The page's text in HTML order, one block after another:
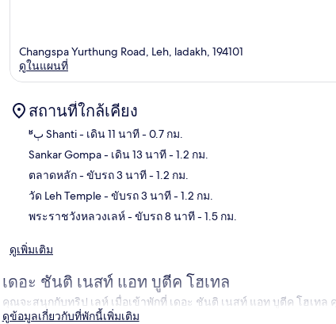
Changspa Yurthung Road, Leh, ladakh, 194101
ดูในแผนที่
สถานที่ใกล้เคียง
ʶٻ Shanti- เดิน 11 นาที- 0.7 กม.
Sankar Gompa- เดิน 13 นาที- 1.2 กม.
ตลาดหลัก- ขับรถ 3 นาที- 1.2 กม.
วัด Leh Temple- ขับรถ 3 นาที- 1.2 กม.
พระราชวังหลวงเลห์- ขับรถ 8 นาที- 1.5 กม.
ดูเพิ่มเติม
เดอะ ชันติ เนสท์ แอท บูตีค โฮเทล
คุณจะสนุกกับทริป เลห์ เมื่อเข้าพักที่ เดอะ ชันติ เนสท์ แอท บูตีค โฮเท
ดูข้อมูลเกี่ยวกับที่พักนี้เพิ่มเติม